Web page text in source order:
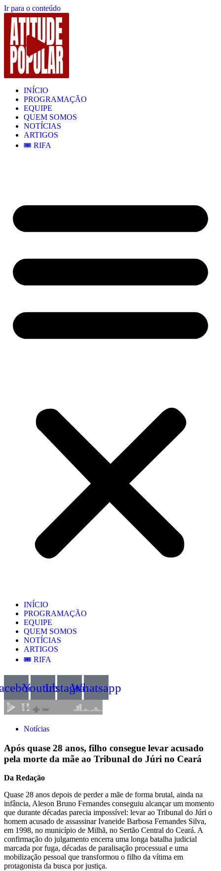
Ir para o conteúdo
INÍCIO
PROGRAMAÇÃO
EQUIPE
QUEM SOMOS
NOTÍCIAS
ARTIGOS
🎟️ RIFA
INÍCIO
PROGRAMAÇÃO
EQUIPE
QUEM SOMOS
NOTÍCIAS
ARTIGOS
🎟️ RIFA
YoutubeInstagramWhatsapp
Notícias
Após quase 28 anos, filho consegue levar acusado
pela morte da mãe ao Tribunal do Júri no Ceará
Da Redação
Quase 28 anos depois de perder a mãe de forma brutal, ainda na
infância, Aleson Bruno Fernandes conseguiu alcançar um momento
que durante décadas parecia impossível: levar ao Tribunal do Júri o
homem acusado de assassinar Ivaneide Barbosa Fernandes Silva,
em 1998, no município de Milhã, no Sertão Central do Ceará. A
confirmação do julgamento encerra uma longa batalha judicial
marcada por fuga, décadas de paralisação processual e uma
mobilização pessoal que transformou o filho da vítima em
protagonista da busca por justiça.